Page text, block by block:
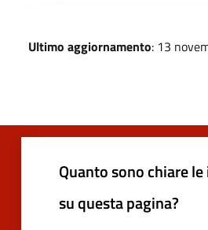
Ultimo aggiornamento: 13
Quanto sono chiare
su questa pagina?